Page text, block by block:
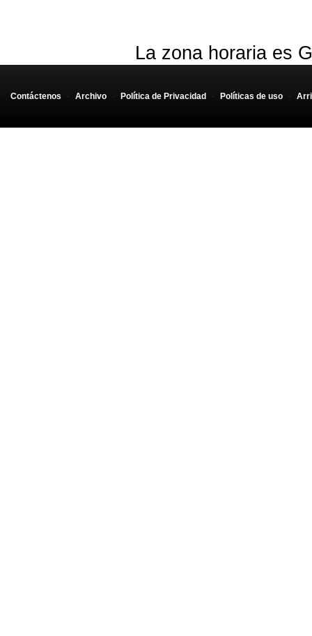
La zona horaria es
Contáctenos - Archivo - Política de Privacidad - Políticas de uso -